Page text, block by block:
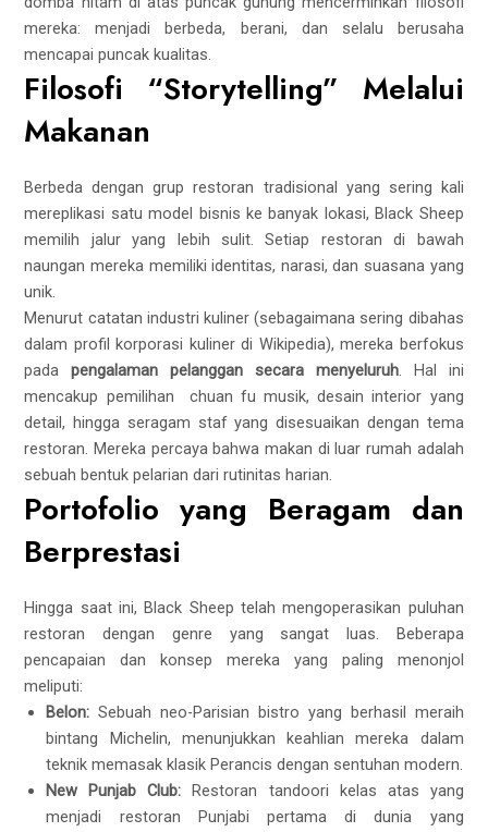
mereka: menjadi berbeda, berani, dan selalu berusaha
mencapai puncak kualitas.
Filosofi “Storytelling” Melalui
Makanan
Berbeda dengan grup restoran tradisional yang sering kali
mereplikasi satu model bisnis ke banyak lokasi, Black Sheep
memilih jalur yang lebih sulit. Setiap restoran di bawah
naungan mereka memiliki identitas, narasi, dan suasana yang
unik.
Menurut catatan industri kuliner (sebagaimana sering dibahas
dalam profil korporasi kuliner di Wikipedia), mereka berfokus
padapengalaman pelanggan secara menyeluruh. Hal ini
mencakup pemilihan chuan fu musik, desain interior yang
detail, hingga seragam staf yang disesuaikan dengan tema
restoran. Mereka percaya bahwa makan di luar rumah adalah
sebuah bentuk pelarian dari rutinitas harian.
Portofolio yang Beragam dan
Berprestasi
Hingga saat ini, Black Sheep telah mengoperasikan puluhan
restoran dengan genre yang sangat luas. Beberapa
pencapaian dan konsep mereka yang paling menonjol
meliputi:
Belon: Sebuah neo-Parisian bistro yang berhasil meraih
bintang Michelin, menunjukkan keahlian mereka dalam
teknik memasak klasik Perancis dengan sentuhan modern.
New Punjab Club: Restoran tandoori kelas atas yang
menjadi restoran Punjabi pertama di dunia yang